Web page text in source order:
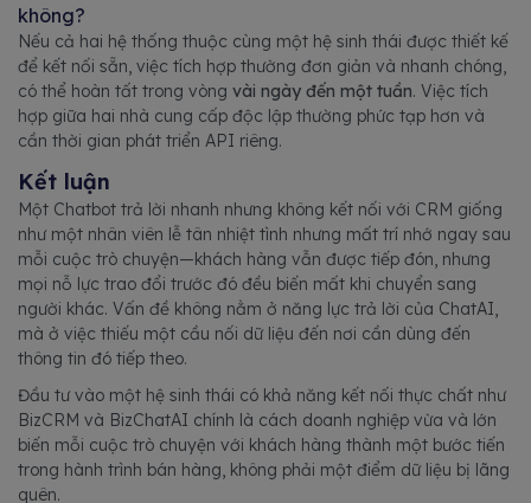
không?
Nếu cả hai hệ thống thuộc cùng một hệ sinh thái được thiết kế
để kết nối sẵn, việc tích hợp thường đơn giản và nhanh chóng,
có thể hoàn tất trong vòng vài ngày đến một tuần. Việc tích
hợp giữa hai nhà cung cấp độc lập thường phức tạp hơn và
cần thời gian phát triển API riêng.
Kết luận
Một Chatbot trả lời nhanh nhưng không kết nối với CRM giống
như một nhân viên lễ tân nhiệt tình nhưng mất trí nhớ ngay sau
mỗi cuộc trò chuyện—khách hàng vẫn được tiếp đón, nhưng
mọi nỗ lực trao đổi trước đó đều biến mất khi chuyển sang
người khác. Vấn đề không nằm ở năng lực trả lời của ChatAI,
mà ở việc thiếu một cầu nối dữ liệu đến nơi cần dùng đến
thông tin đó tiếp theo.
Đầu tư vào một hệ sinh thái có khả năng kết nối thực chất như
BizCRM và BizChatAI chính là cách doanh nghiệp vừa và lớn
biến mỗi cuộc trò chuyện với khách hàng thành một bước tiến
trong hành trình bán hàng, không phải một điểm dữ liệu bị lãng
quên.